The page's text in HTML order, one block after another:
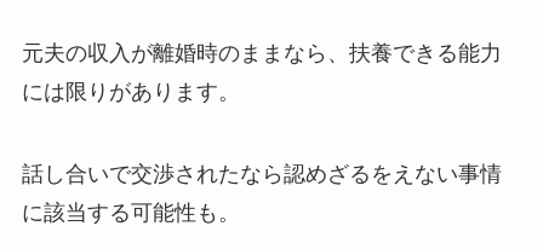
元夫の収入が離婚時のままなら、扶養できる能力
には限りがあります。
話し合いで交渉されたなら認めざるをえない事情
に該当する可能性も。